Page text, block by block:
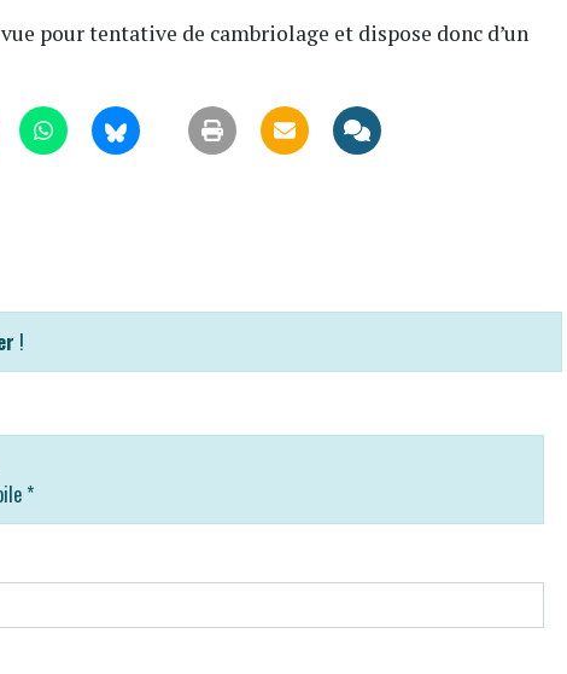
pour tentative de cambriolage et dispose donc d’un
!
*